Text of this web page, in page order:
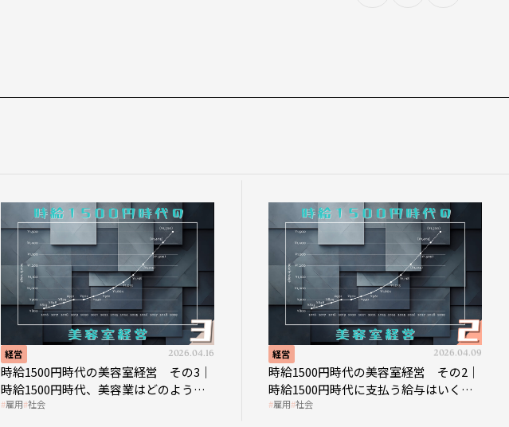
経営 2026.04.16
時給1500円時代の美容室経営 その3｜
時給1500円時代、美容業はどのような
影響を受けるのか？
雇用 社会
経営 2026.04.09
時給1500円時代の美容室経営 その2｜
時給1500円時代に支払う給与はいくら
なのか
雇用 社会